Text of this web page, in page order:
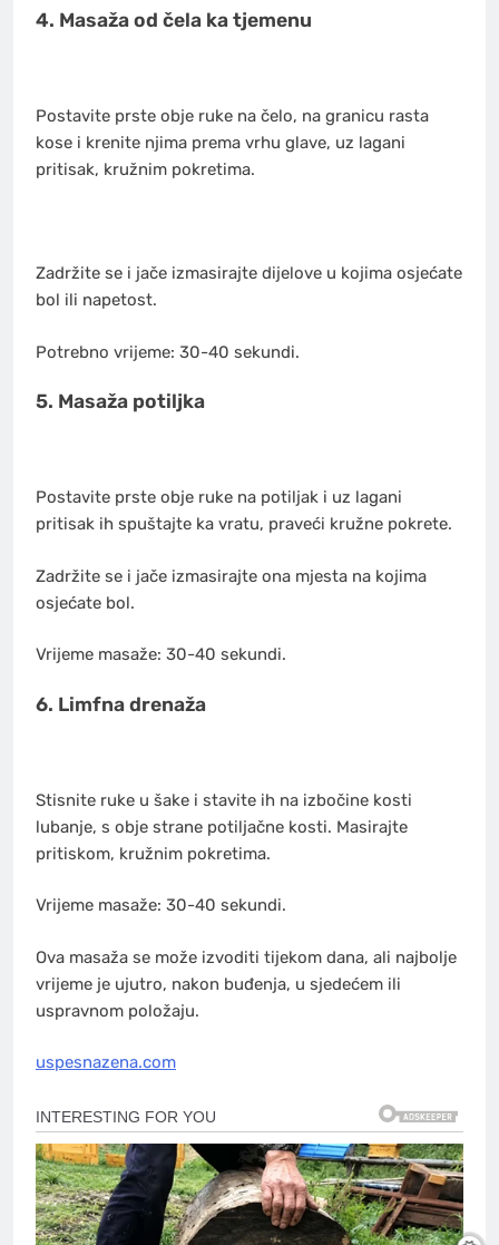
4. Masaža od čela ka tjemenu
Postavite prste obje ruke na čelo, na granicu rasta
kose i krenite njima prema vrhu glave, uz lagani
pritisak, kružnim pokretima.
Zadržite se i jače izmasirajte dijelove u kojima osjećate
bol ili napetost.
Potrebno vrijeme: 30-40 sekundi.
5. Masaža potiljka
Postavite prste obje ruke na potiljak i uz lagani
pritisak ih spuštajte ka vratu, praveći kružne pokrete.
Zadržite se i jače izmasirajte ona mjesta na kojima
osjećate bol.
Vrijeme masaže: 30-40 sekundi.
6. Limfna drenaža
Stisnite ruke u šake i stavite ih na izbočine kosti
lubanje, s obje strane potiljačne kosti. Masirajte
pritiskom, kružnim pokretima.
Vrijeme masaže: 30-40 sekundi.
Ova masaža se može izvoditi tijekom dana, ali najbolje
vrijeme je ujutro, nakon buđenja, u sjedećem ili
uspravnom položaju.
uspesnazena.com